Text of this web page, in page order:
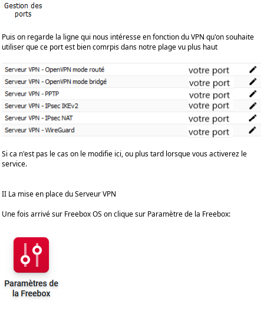
Puis on regarde la ligne qui nous intéresse en fonction du VPN qu'on souhaite
utiliser que ce port est bien comrpis dans notre plage vu plus haut
Si ca n'est pas le cas on le modifie ici, ou plus tard lorsque vous activerez le
service.
II La mise en place du Serveur VPN
Une fois arrivé sur Freebox OS on clique sur Paramètre de la Freebox: